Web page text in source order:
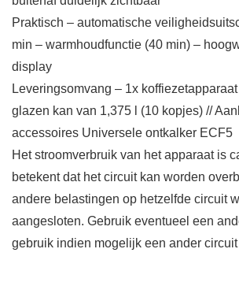
Praktisch – automatische
min – warmhoudfunctie (40 min) –
display
Leveringsomvang – 1x
glazen kan van 1,375 l (10 kopjes) //
accessoires Universele ontkalker ECF5
Het stroomverbruik van het apparaat is
betekent dat het circuit kan worden
andere belastingen op hetzelfde circuit
aangesloten. Gebruik eventueel een
gebruik indien mogelijk een ander circuit